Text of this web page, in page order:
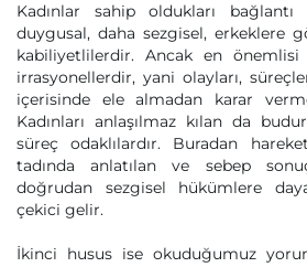
Kadınlar sahip oldukları
duygusal, daha sezgisel, erkeklere
kabiliyetlilerdir. Ancak en
irrasyonellerdir, yani olayları,
içerisinde ele almadan karar
Kadınları anlaşılmaz kılan da
süreç odaklılardır. Buradan
tadında anlatılan ve sebep
doğrudan sezgisel hükümlere
çekici gelir.
İkinci husus ise okuduğumuz